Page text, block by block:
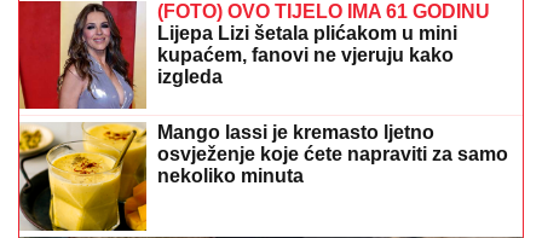
(FOTO) OVO TIJELO IMA 61 GODINU
Lijepa Lizi šetala plićakom u mini
kupaćem, fanovi ne vjeruju kako
izgleda
Mango lassi je kremasto ljetno
osvježenje koje ćete napraviti za samo
nekoliko minuta